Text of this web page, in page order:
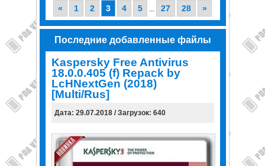
« 1 2 3 4 5 ... 27 28 »
Последние добавленные файлы
Kaspersky Free Antivirus
18.0.0.405 (f) Repack by
LcHNextGen (2018)
[Multi/Rus]
Дата: 29.07.2018 / Загрузок: 640